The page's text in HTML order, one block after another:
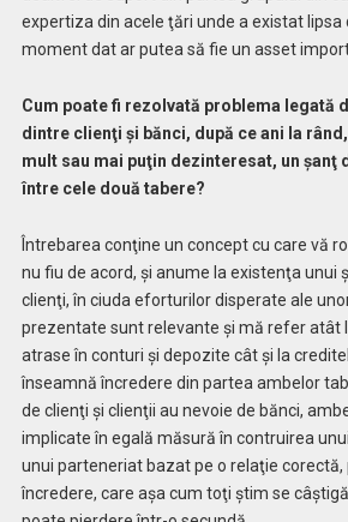
expertiza din acele ţări unde a existat
moment dat ar putea să fie un asset
Cum poate fi rezolvată problema legată
dintre clienţi şi bănci, după ce ani la
mult sau mai puţin dezinteresat, un şanţ
între cele două tabere?
Întrebarea conţine un concept cu care vă
nu fiu de acord, şi anume la existenţa unui
clienţi, în ciuda eforturilor disperate ale
prezentate sunt relevante şi mă refer atât
atrase în conturi şi depozite cât şi la
înseamnă încredere din partea ambelor
de clienţi şi clienţii au nevoie de bănci,
implicate în egală măsură în contruirea
unui parteneriat bazat pe o relaţie corectă,
încredere, care aşa cum toţi ştim se